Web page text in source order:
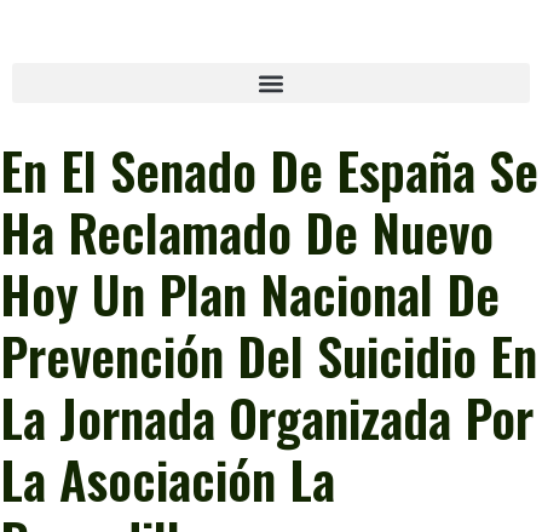
En El Senado De España Se
Ha Reclamado De Nuevo
Hoy Un Plan Nacional De
Prevención Del Suicidio En
La Jornada Organizada Por
La Asociación La